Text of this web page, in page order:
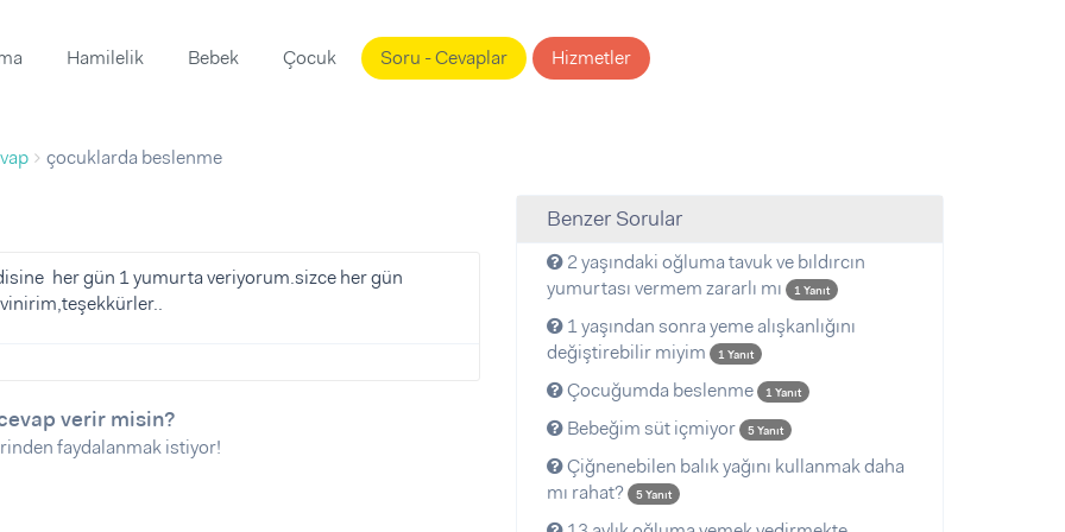
Hamilelik Bebek Çocuk Soru - Cevaplar Hizmetler
çocuklarda beslenme
her gün 1 yumurta veriyorum.sizce her gün
verir misin?
faydalanmak istiyor!
Benzer Sorular
2 yaşındaki oğluma tavuk ve bıldırcın
yumurtası vermem zararlı mı
1 Yanıt
1 yaşından sonra yeme alışkanlığını
değiştirebilir miyim
1 Yanıt
Çocuğumda beslenme 1 Yanıt
Bebeğim süt içmiyor 5 Yanıt
Çiğnenebilen balık yağını kullanmak daha
mı rahat?
5 Yanıt